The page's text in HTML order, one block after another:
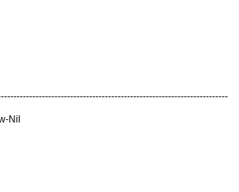
Nil